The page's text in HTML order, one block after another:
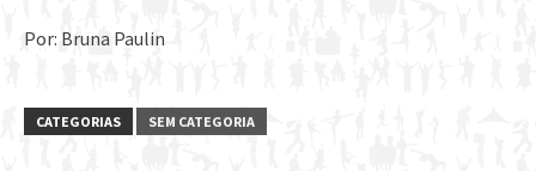
Por: Bruna Paulin
CATEGORIAS SEM CATEGORIA